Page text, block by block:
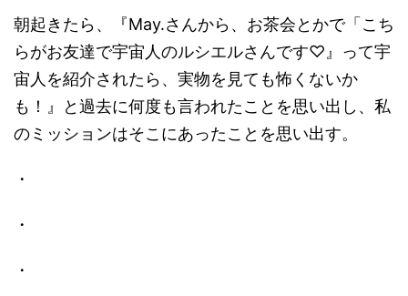
朝起きたら、『May.さんから、お茶会とかで「こち
らがお友達で宇宙人のルシエルさんです♡』って宇
宙人を紹介されたら、実物を見ても怖くないか
も！』と過去に何度も言われたことを思い出し、私
のミッションはそこにあったことを思い出す。
・
・
・